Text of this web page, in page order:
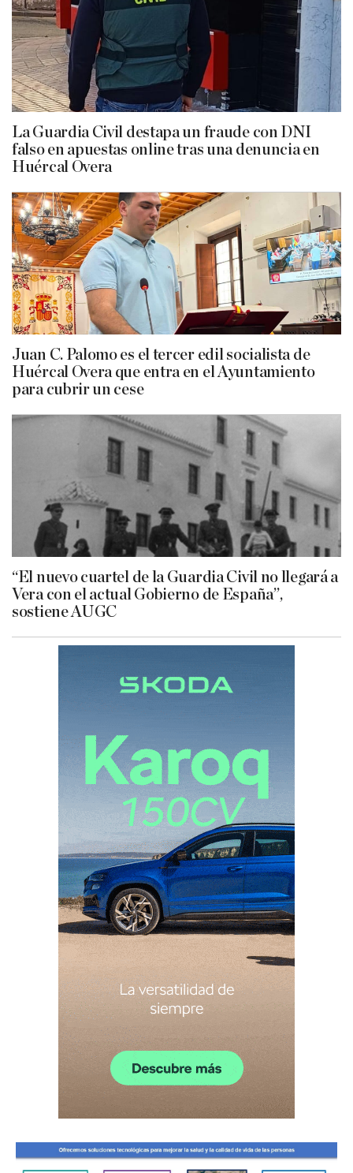
La Guardia Civil destapa un fraude con DNI
falso en apuestas online tras una denuncia en
Huércal Overa
Juan C. Palomo es el tercer edil socialista de
Huércal Overa que entra en el Ayuntamiento
para cubrir un cese
“El nuevo cuartel de la Guardia Civil no llegará a
Vera con el actual Gobierno de España”,
sostiene AUGC